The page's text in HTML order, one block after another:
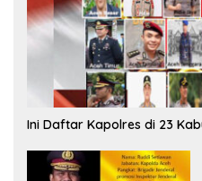
Ini Daftar Kapolres di 23